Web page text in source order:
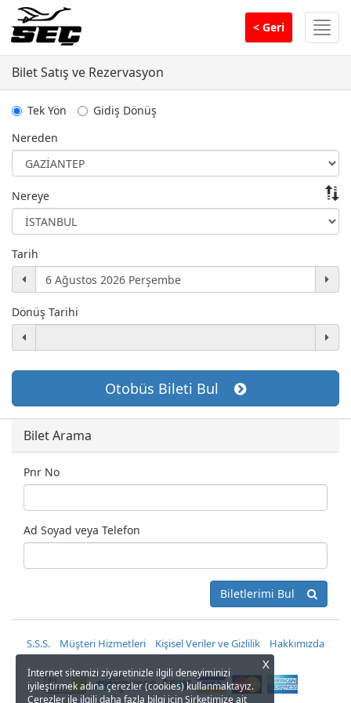
Menü
< Geri
Bilet Satış ve Rezervasyon
Tek Yön
Gidiş Dönüş
Nereden
Nereye
Tarih
Dönüş Tarihi
Otobüs Bileti Bul
Bilet Arama
Pnr No
Ad Soyad veya Telefon
Biletlerimi Bul
S.S.S. Müşteri Hizmetleri Kişisel Veriler ve Gizlilik Hakkımızda
X
İnternet sitemizi ziyaretinizle ilgili deneyiminizi
iyileştirmek adına çerezler (cookies) kullanmaktayız.
Çerezler ile ilgili daha fazla bilgi için Şirketimize ait